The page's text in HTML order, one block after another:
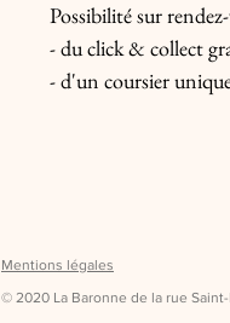
Possibilité sur
- du click & collect
- d'un coursier
Mentions légales
© 2020 La Baronne de la rue Saint-